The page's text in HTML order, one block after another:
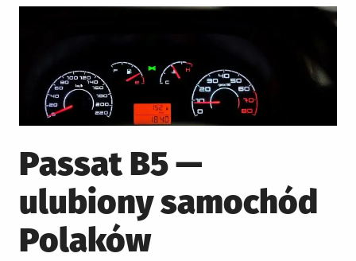
Passat B5 —
ulubiony samochód
Polaków